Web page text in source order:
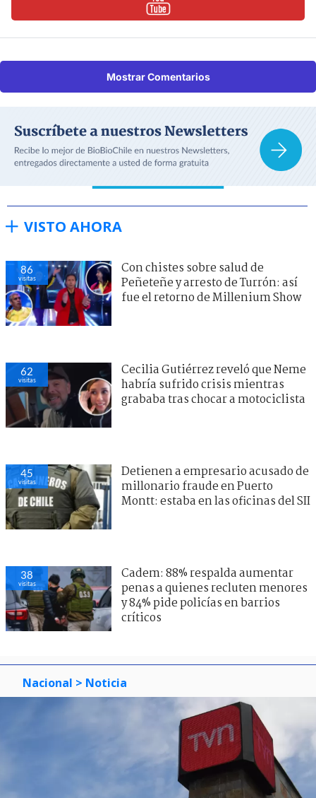
Mostrar Comentarios
VISTO AHORA
86
visitas
Con chistes sobre salud de
Peñeteñe y arresto de Turrón: así
fue el retorno de Millenium Show
62
visitas
Cecilia Gutiérrez reveló que Neme
habría sufrido crisis mientras
grababa tras chocar a motociclista
45
visitas
Detienen a empresario acusado de
millonario fraude en Puerto
Montt: estaba en las oficinas del SII
38
visitas
Cadem: 88% respalda aumentar
penas a quienes recluten menores
y 84% pide policías en barrios
críticos
Nacional > Noticia